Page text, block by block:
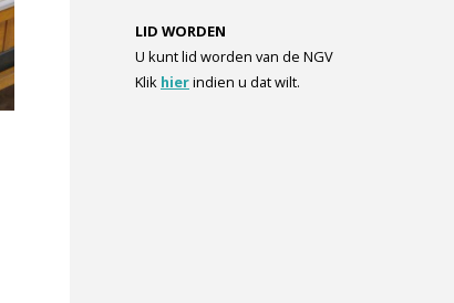
LID WORDEN
U kunt lid worden van de NGV
Klik hierindien u dat wilt.